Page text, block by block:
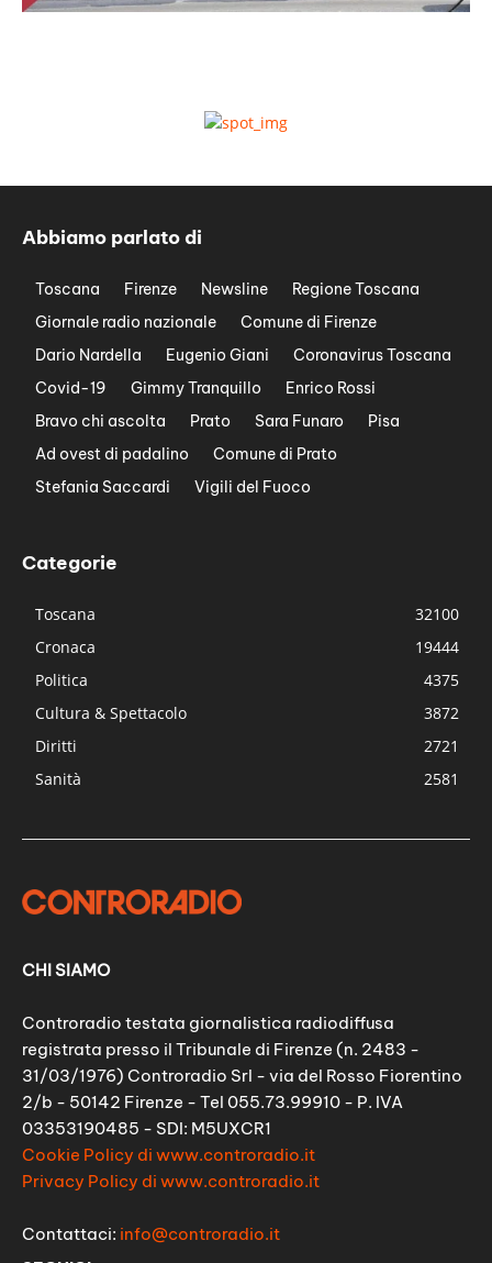
Abbiamo parlato di
Toscana Firenze Newsline
Regione Toscana
Giornale radio nazionale
Comune di Firenze
Dario Nardella
Eugenio Giani
Coronavirus Toscana
Covid-19
Gimmy Tranquillo
Enrico Rossi
Bravo chi ascolta
Prato Sara Funaro
Pisa
Ad ovest di padalino
Comune di Prato
Stefania Saccardi
Vigili del Fuoco
Categorie
Toscana
32100
Cronaca
19444
Politica
4375
Cultura & Spettacolo
3872
Diritti
2721
Sanità
2581
CHI SIAMO
Controradio testata giornalistica radiodiffusa
registrata presso il Tribunale di Firenze (n. 2483 -
31/03/1976) Controradio Srl - via del Rosso Fiorentino
2/b - 50142 Firenze - Tel 055.73.99910 - P. IVA
03353190485 - SDI: M5UXCR1
Cookie Policy di www.controradio.it
Privacy Policy di www.controradio.it
Contattaci: info@controradio.it